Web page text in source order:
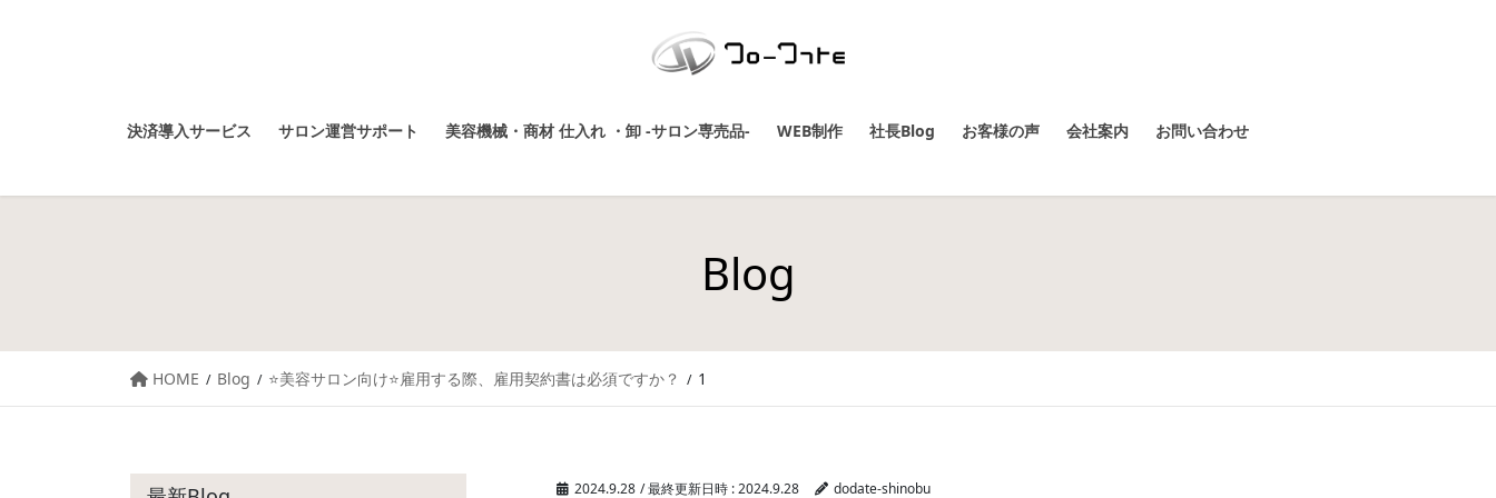
決済導入サービス サロン運営サポート 美容機械・商材 仕入れ ・卸 -サロン専売品- WEB制作 社長Blog お客様の声 会社案内 お問い合わせ
Blog
HOME Blog ⭐️美容サロン向け⭐️雇用する際、雇用契約書は必須ですか？ 1
2024.9.28 / 最終更新日時 :2024.9.28 dodate-shinobu